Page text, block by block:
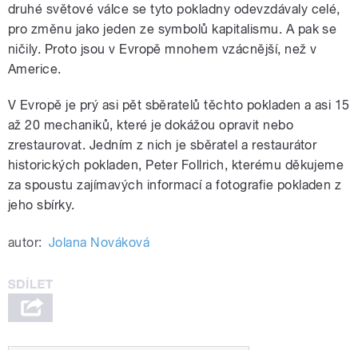
druhé světové válce se tyto pokladny odevzdávaly celé,
pro změnu jako jeden ze symbolů kapitalismu. A pak se
ničily. Proto jsou v Evropě mnohem vzácnější, než v
Americe.
V Evropě je prý asi pět sběratelů těchto pokladen a asi 15
až 20 mechaniků, které je dokážou opravit nebo
zrestaurovat. Jedním z nich je sběratel a restaurátor
historických pokladen, Peter Follrich, kterému děkujeme
za spoustu zajímavých informací a fotografie pokladen z
jeho sbírky.
autor: Jolana Nováková